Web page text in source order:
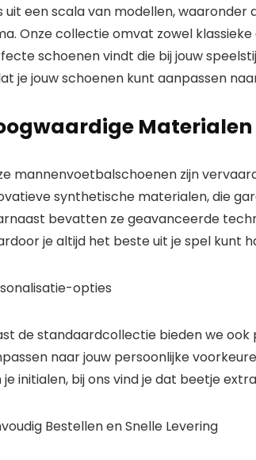
uit een scala van modellen,
Onze collectie omvat zowel
schoenen vindt die bij jouw
je jouw schoenen kunt aanpassen
mannenvoetbalschoenen zijn
synthetische materialen, die
bevatten ze geavanceerde
je altijd het beste uit je spel kunt
opties
de standaardcollectie bieden we
naar jouw persoonlijke
je initialen, bij ons vind je dat beetje
Bestellen en Snelle Levering